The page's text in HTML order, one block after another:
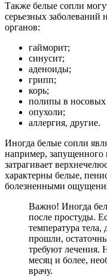
Также белые сопли
серьезных заболеваний
органов:
гайморит;
синусит;
аденоиды;
грипп;
корь;
полипы в носовых
опухоли;
аллергия, другие.
Иногда белые сопли
например, запущенного
затрагивает
характерны белые,
болезненными
Важно! Иногда
после простуды.
температура
прошли,
требуют лечения.
месяц и более,
врачу.